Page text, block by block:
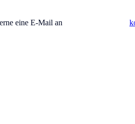
Sie uns gerne eine E-Mail an